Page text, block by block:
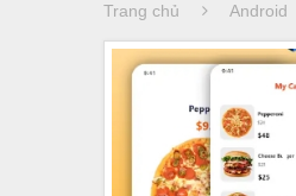
Trang chủ Android